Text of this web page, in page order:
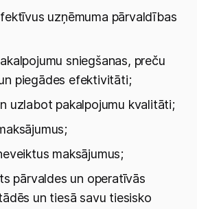
uzņēmuma pārvaldības
sniegšanas, preču
piegādes efektivitāti;
uzlabot pakalpojumu kvalitāti;
maksājumus;
pārvaldes un operatīvās
un tiesā savu tiesisko